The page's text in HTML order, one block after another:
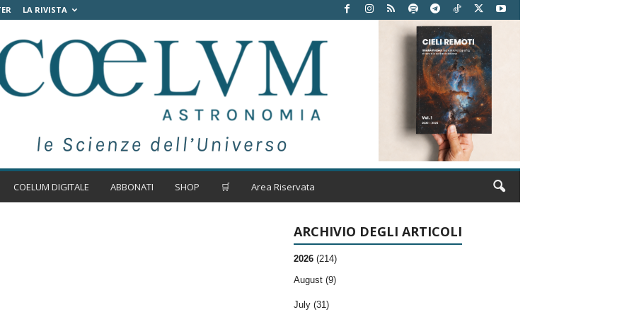
LA RIVISTA
COELUM DIGITALE ABBONATI SHOP 🛒 Area Riservata
ARCHIVIO DEGLI ARTICOLI
2026 (214)
August (9)
July (31)